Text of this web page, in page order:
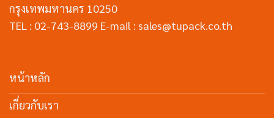
กรุงเทพมหานคร 10250
TEL : 02-743-8899 E-mail : sales@tupack.co.th
หน้าหลัก
เกี่ยวกับเรา